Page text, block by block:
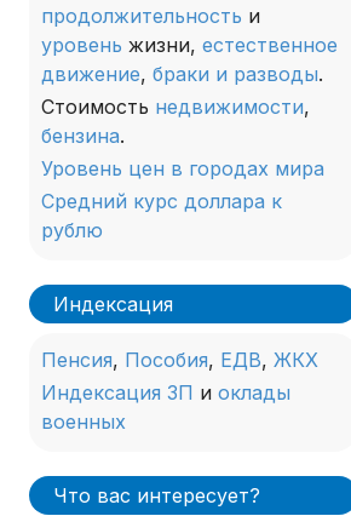
продолжительность и
уровень жизни, естественное
движение, браки и разводы.
Стоимость недвижимости,
бензина.
Уровень цен в городах мира
Средний курс доллара к
рублю
Индексация
Пенсия, Пособия, ЕДВ, ЖКХ
Индексация ЗП и оклады
военных
Что вас интересует?